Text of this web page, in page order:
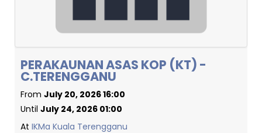
PERAKAUNAN ASAS KOP (KT) -
C.TERENGGANU
From July 20, 2026 16:00
Until July 24, 2026 01:00
At IKMa Kuala Terengganu